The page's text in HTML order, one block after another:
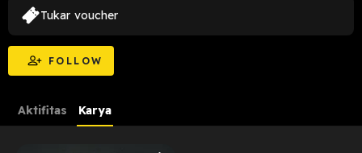
FOLLOW
Tukar voucher
Aktifitas Karya